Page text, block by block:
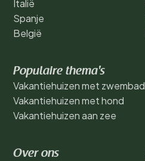
Italië
Spanje
België
Populaire thema's
Vakantiehuizen met zwembad
Vakantiehuizen met hond
Vakantiehuizen aan zee
Over ons